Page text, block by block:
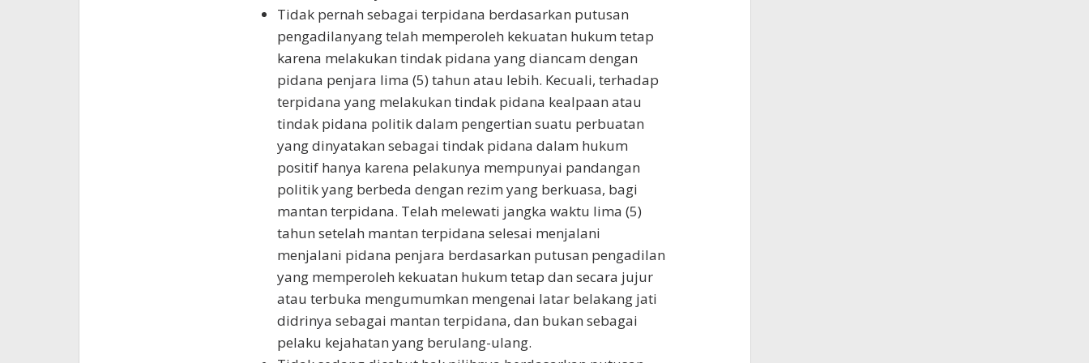
Tidak pernah sebagai terpidana berdasarkan putusan
pengadilanyang telah memperoleh kekuatan hukum tetap
karena melakukan tindak pidana yang diancam dengan
pidana penjara lima (5) tahun atau lebih. Kecuali, terhadap
terpidana yang melakukan tindak pidana kealpaan atau
tindak pidana politik dalam pengertian suatu perbuatan
yang dinyatakan sebagai tindak pidana dalam hukum
positif hanya karena pelakunya mempunyai pandangan
politik yang berbeda dengan rezim yang berkuasa, bagi
mantan terpidana. Telah melewati jangka waktu lima (5)
tahun setelah mantan terpidana selesai menjalani
menjalani pidana penjara berdasarkan putusan pengadilan
yang memperoleh kekuatan hukum tetap dan secara jujur
atau terbuka mengumumkan mengenai latar belakang jati
didrinya sebagai mantan terpidana, dan bukan sebagai
pelaku kejahatan yang berulang-ulang.